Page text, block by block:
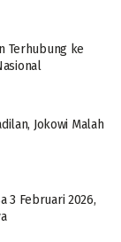
Terhubung ke
Jokowi Malah
3 Februari 2026,